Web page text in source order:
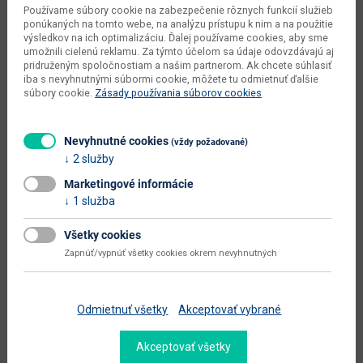
šírka plochy na spanie (cm) 90
hĺbka plochy na spanie (cm) 200
cm)
90 x 200
montáž vyžaduje zručnosť
hlavná farba
farba
hlavný materiál aglomerovaný materiál
druh aglomerovaného materiálu fóliovaná DTD
Zobraziť ďalšie parametre
Používame súbory cookie na zabezpečenie rôznych funkcií služieb
ponúkaných na tomto webe, na analýzu prístupu k nim a na použitie
výsledkov na ich optimalizáciu. Ďalej používame cookies, aby sme
umožnili cielenú reklamu. Za týmto účelom sa údaje odovzdávajú aj
pridruženým spoločnostiam a našim partnerom. Ak chcete súhlasiť
iba s nevyhnutnými súbormi cookie, môžete tu odmietnuť ďalšie
súbory cookie. Zásady používania súborov cookies
Nevyhnutné cookies (vždy požadované)
2 služby
Marketingové informácie
1 služba
Všetky cookies
Zapnúť/vypnúť všetky cookies okrem nevyhnutných
Odmietnuť všetky Akceptovať vybrané
Akceptovať všetky